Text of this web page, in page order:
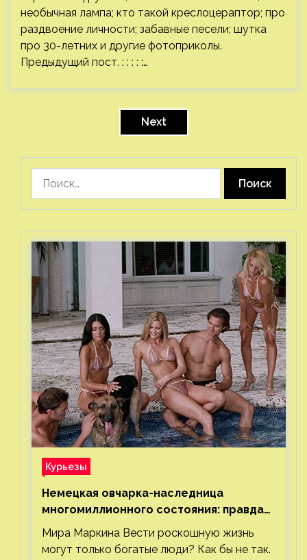
необычная лампа; кто такой креслоцераптор; про
раздвоение личности; забавные песели; шутка
про 30-летних и другие фотоприколы.
Предыдущий пост. : : : : :…
Next
Курьезы
Немецкая овчарка-наследница
многомиллионного состояния: правда
или миф
Мира Маркина Вести роскошную жизнь
могут только богатые люди? Как бы не так.